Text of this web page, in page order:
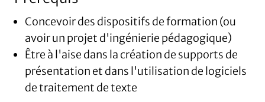
Concevoir des dispositifs de formation (ou
avoir un projet d'ingénierie pédagogique)
Être à l'aise dans la création de supports de
présentation et dans l'utilisation de logiciels
de traitement de texte